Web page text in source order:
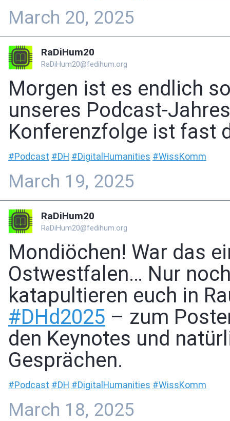
March 20, 2025
RaDiHum20
RaDiHum20@fedihum.org
Morgen ist es endlich
unseres Podcast-
Konferenzfolge ist fast
#Podcast #DH #DigitalHumanities #WissKomm
March 19, 2025
RaDiHum20
RaDiHum20@fedihum.org
Mondiöchen! War das
Ostwestfalen… Nur
katapultieren euch in
#DHd2025 – zum
den Keynotes und
Gesprächen.
#Podcast #DH #DigitalHumanities #WissKomm
March 18, 2025